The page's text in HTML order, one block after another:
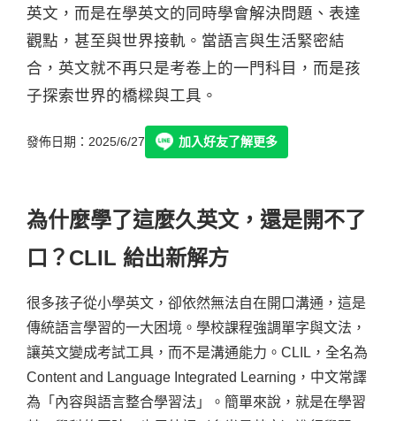
英文，而是在學英文的同時學會解決問題、表達
觀點，甚至與世界接軌。當語言與生活緊密結
合，英文就不再只是考卷上的一門科目，而是孩
子探索世界的橋樑與工具。
發佈日期：2025/6/27 加入好友了解更多
為什麼學了這麼久英文，還是開不了
口？CLIL 給出新解方
很多孩子從小學英文，卻依然無法自在開口溝通，這是
傳統語言學習的一大困境。學校課程強調單字與文法，
讓英文變成考試工具，而不是溝通能力。 CLIL，全名為
Content and Language Integrated Learning，中文常譯
為「內容與語言整合學習法」。簡單來說，就是在學習